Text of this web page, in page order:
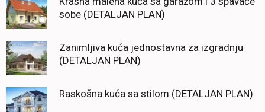
sobe (DETALJAN PLAN)
Zanimljiva kuća jednostavna za izgradnju
(DETALJAN PLAN)
Raskošna kuća sa stilom (DETALJAN PLAN)